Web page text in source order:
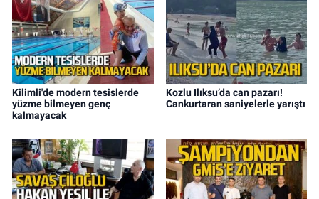
Kilimli'de modern tesislerde
yüzme bilmeyen genç
kalmayacak
Kozlu Ilıksu’da can pazarı!
Cankurtaran saniyelerle yarıştı